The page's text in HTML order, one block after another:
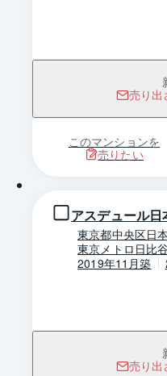
売り出
このマンションを
売りたい
アスデュール
東京都中央区日
東京メトロ日比
2019年11月築
売り出